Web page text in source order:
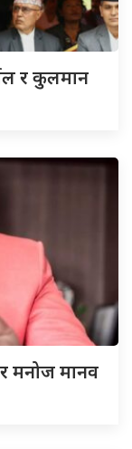
र कुलमान
मनोज मानव